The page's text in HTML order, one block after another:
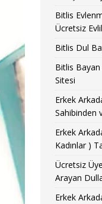
Bitlis
Ücretsiz
Bitlis Dul
Bitlis
Sitesi
Erkek
Sahibinden
Erkek
Kadınlar )
Ücretsiz
Arayan
Erkek